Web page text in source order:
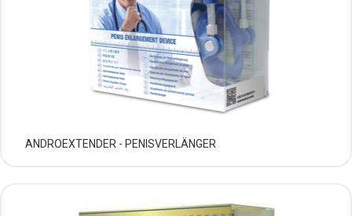
ANDROEXTENDER - PENISVERLÄNGER